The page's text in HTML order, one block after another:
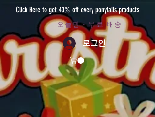
Click Here to get 40% off every ponytails products
오늘만 - 무료 배송
로그인